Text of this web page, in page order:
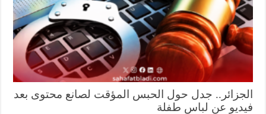
جدل حول الحبس المؤقت لصانع محتوى بعد
عن لباس طفلة